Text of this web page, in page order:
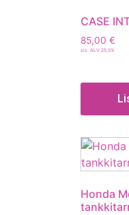
CASE
85,00 €
sis. ALV 25,5%
Honda